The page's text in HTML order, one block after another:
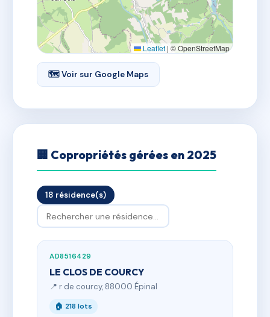
Leaflet | © OpenStreetMap
🗺 Voir sur Google Maps
🏢 Copropriétés gérées en 2025
18 résidence(s)
AD8516429
LE CLOS DE COURCY
📍 r de courcy, 88000 Épinal
🏠 218 lots